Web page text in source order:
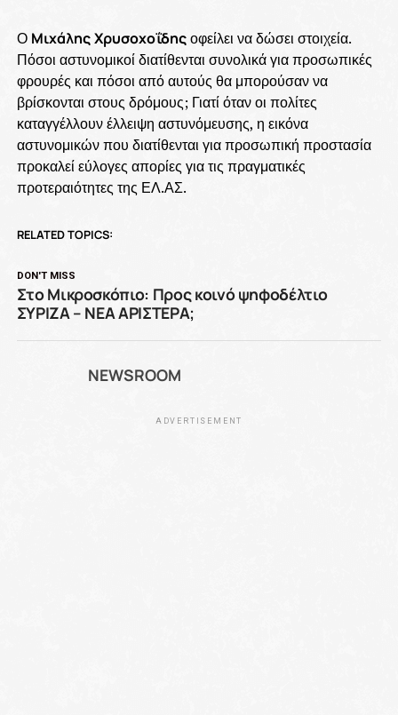
Ο ΜιχάληςΧρυσοχοΐδηςοφείλει να δώσει στοιχεία.
Πόσοι αστυνομικοί διατίθενται συνολικά για προσωπικές
φρουρές και πόσοι από αυτούς θα μπορούσαν να
βρίσκονται στους δρόμους; Γιατί όταν οι πολίτες
καταγγέλλουν έλλειψη αστυνόμευσης, η εικόνα
αστυνομικών που διατίθενται για προσωπική προστασία
προκαλεί εύλογες απορίες για τις πραγματικές
προτεραιότητες της ΕΛ.ΑΣ.
RELATED TOPICS:
DON'T MISS
Στο Μικροσκόπιο: Προς κοινό ψηφοδέλτιο
ΣΥΡΙΖΑ – ΝΕΑ ΑΡΙΣΤΕΡΑ;
NEWSROOM
ADVERTISEMENT